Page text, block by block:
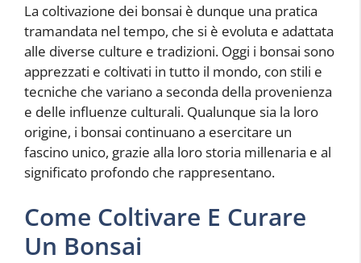
La coltivazione dei bonsai è dunque una pratica
tramandata nel tempo, che si è evoluta e adattata
alle diverse culture e tradizioni. Oggi i bonsai sono
apprezzati e coltivati in tutto il mondo, con stili e
tecniche che variano a seconda della provenienza
e delle influenze culturali. Qualunque sia la loro
origine, i bonsai continuano a esercitare un
fascino unico, grazie alla loro storia millenaria e al
significato profondo che rappresentano.
Come Coltivare E Curare
Un Bonsai